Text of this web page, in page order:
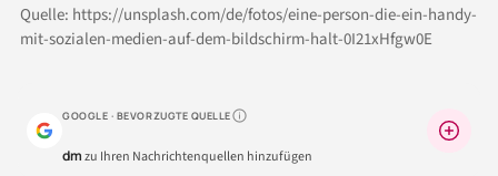
Quelle: https://unsplash.com/de/fotos/eine-person-die-ein-handy-
mit-sozialen-medien-auf-dem-bildschirm-halt-0I21xHfgw0E
GOOGLE · BEVORZUGTE QUELLEWarum lohnt sich das?
dmzu Ihren Nachrichtenquellen hinzufügen